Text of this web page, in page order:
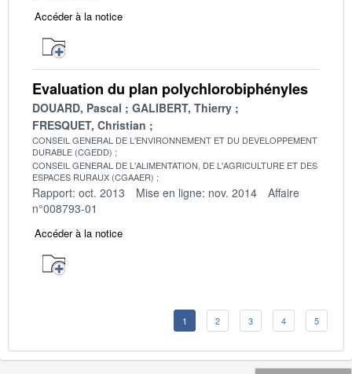
Accéder à la notice
Evaluation du plan polychlorobiphényles
DOUARD, Pascal
GALIBERT, Thierry
FRESQUET, Christian
CONSEIL GENERAL DE L'ENVIRONNEMENT ET DU DEVELOPPEMENT
DURABLE (CGEDD)
CONSEIL GENERAL DE L'ALIMENTATION, DE L'AGRICULTURE ET DES
ESPACES RURAUX (CGAAER)
Rapport: oct. 2013 Mise en ligne: nov. 2014
Affaire
n°008793-01
Accéder à la notice
1 2 3 4 5